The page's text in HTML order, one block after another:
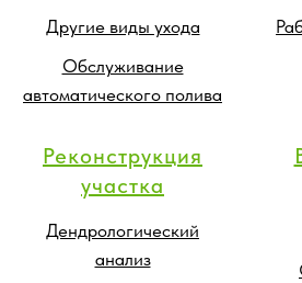
Другие виды ухода
Обслуживание
автоматического полива
Реконструкция
участка
Дендрологический
анализ